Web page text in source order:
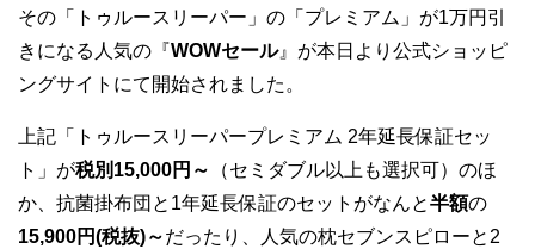
その「トゥルースリーパー」の「プレミアム」が1万円引
きになる人気の『WOWセール』が本日より公式ショッピ
ングサイトにて開始されました。
上記「トゥルースリーパープレミアム 2年延長保証セッ
ト」が税別15,000円～
（セミダブル以上も選択可）のほ
か、抗菌掛布団と1年延長保証のセットがなんと半額の
15,900円(税抜)～だったり、人気の枕セブンスピローと2